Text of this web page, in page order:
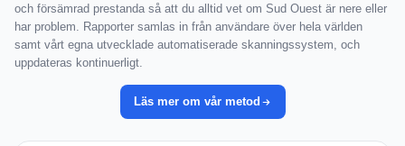
och försämrad prestanda så att du alltid vet om Sud Ouest är nere eller
har problem. Rapporter samlas in från användare över hela världen
samt vårt egna utvecklade automatiserade skanningssystem, och
uppdateras kontinuerligt.
Läs mer om vår metod